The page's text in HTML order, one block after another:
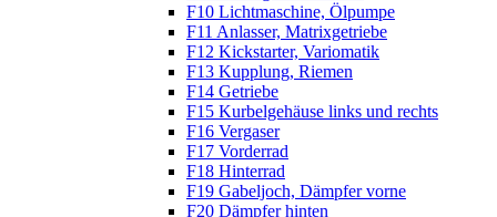
F10 Lichtmaschine, Ölpumpe
F11 Anlasser, Matrixgetriebe
F12 Kickstarter, Variomatik
F13 Kupplung, Riemen
F14 Getriebe
F15 Kurbelgehäuse links und rechts
F16 Vergaser
F17 Vorderrad
F18 Hinterrad
F19 Gabeljoch, Dämpfer vorne
F20 Dämpfer hinten